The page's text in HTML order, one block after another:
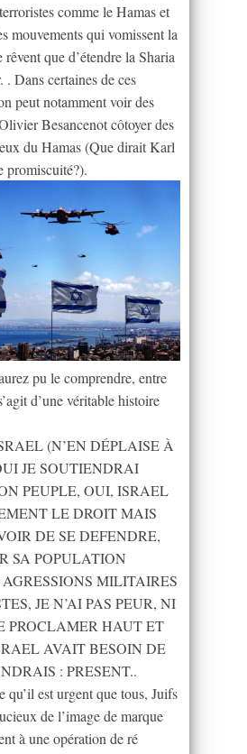
comme le Hamas et
mouvements qui vomissent la
que d’étendre la Sharia
. Dans certaines de ces
peut notamment voir des
Besancenot côtoyer des
du Hamas (Que dirait Karl
promiscuité?).
pu le comprendre, entre
d’une véritable histoire
(N’EN DÉPLAISE À
JE SOUTIENDRAI
PEUPLE, OUI, ISRAEL
LE DROIT MAIS
DE SE DEFENDRE,
SA POPULATION
MILITAIRES
JE N’AI PAS PEUR, NI
PROCLAMER HAUT ET
AVAIT BESOIN DE
: PRESENT..
qu’il est urgent que tous, Juifs
de l’image de marque
à une opération de ré